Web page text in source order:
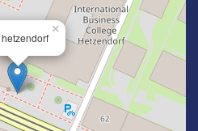
×